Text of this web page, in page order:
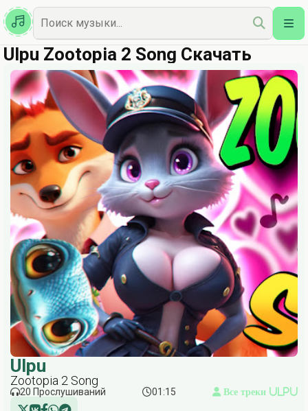
Казахская
Наш Топ
Ulpu Zootopia 2 Song Скачать
Ulpu
Zootopia 2 Song
20 Прослушиваний 01:15 Все треки Ulpu